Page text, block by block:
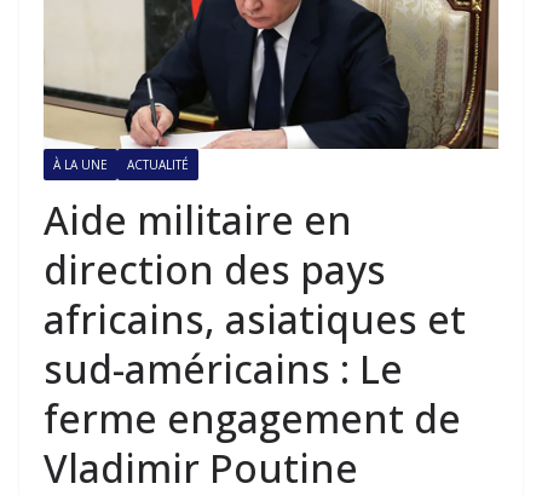
À LA UNE ACTUALITÉ
Aide militaire en
direction des pays
africains, asiatiques et
sud-américains : Le
ferme engagement de
Vladimir Poutine